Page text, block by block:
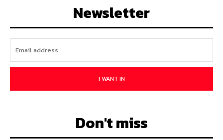
Newsletter
I WANT IN
Don't miss